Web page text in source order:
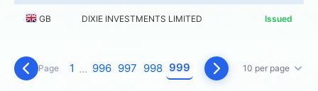
GB DIXIE INVESTMENTS LIMITED Issued
Page 1 ... 996 997 998 999 10 per page